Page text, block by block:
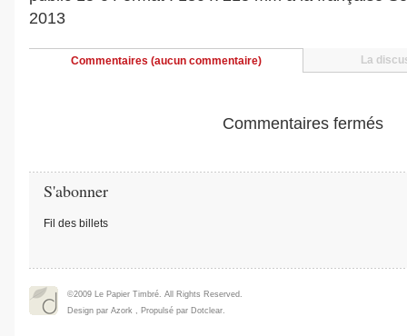
2013
Commentaires (aucun commentaire) La
Commentaires fermés
S'abonner
Fil des billets
©2009 Le Papier Timbré. All Rights Reserved.
Design par Azork , Propulsé par Dotclear.